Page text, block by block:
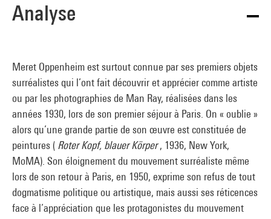
Analyse
Meret Oppenheim est surtout connue par ses premiers objets
surréalistes qui l’ont fait découvrir et apprécier comme artiste
ou par les photographies de Man Ray, réalisées dans les
années 1930, lors de son premier séjour à Paris. On « oublie »
alors qu’une grande partie de son œuvre est constituée de
peintures ( Roter Kopf, blauer Körper, 1936, New York,
MoMA). Son éloignement du mouvement surréaliste même
lors de son retour à Paris, en 1950, exprime son refus de tout
dogmatisme politique ou artistique, mais aussi ses réticences
face à l’appréciation que les protagonistes du mouvement